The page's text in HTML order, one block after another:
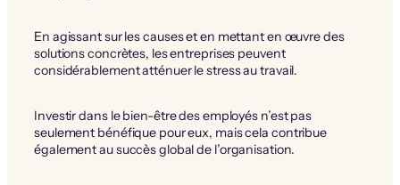
En agissant sur les causes et en mettant en œuvre des
solutions concrètes, les entreprises peuvent
considérablement atténuer le stress au travail.
Investir dans le bien-être des employés n’est pas
seulement bénéfique pour eux, mais cela contribue
également au succès global de l’organisation.